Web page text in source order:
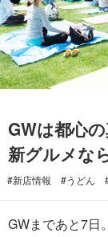
GWは都心
新グルメな
#新店情報 #うどん
GWまであと7日